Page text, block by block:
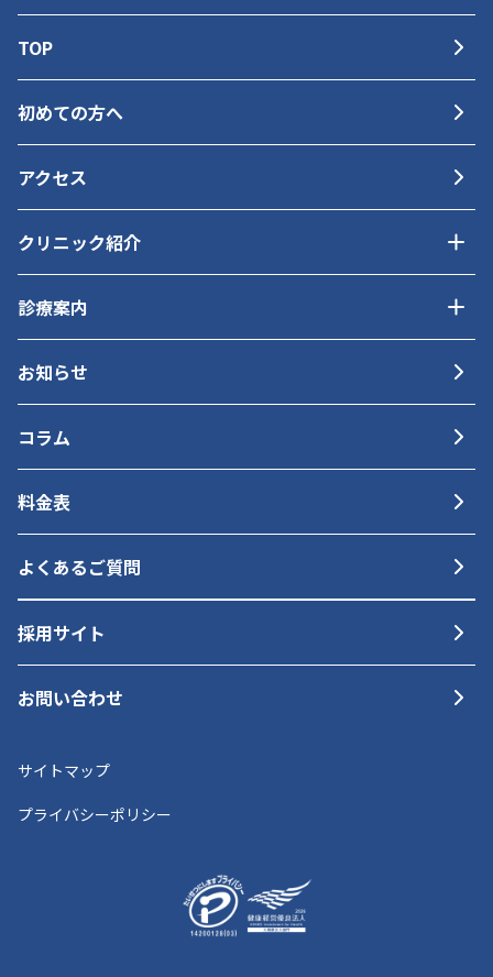
TOP
初めての方へ
アクセス
クリニック紹介
診療案内
お知らせ
コラム
料金表
よくあるご質問
採用サイト
お問い合わせ
サイトマップ
プライバシーポリシー